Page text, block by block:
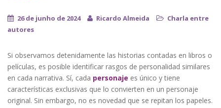
26 de junho de 2024 Ricardo Almeida
Charla entre
autores
Si observamos detenidamente las historias contadas en libros o
películas, es posible identificar rasgos de personalidad similares
en cada narrativa. Sí, cada personaje es único y tiene
características exclusivas que lo convierten en un personaje
original. Sin embargo, no es novedad que se repitan los papeles.